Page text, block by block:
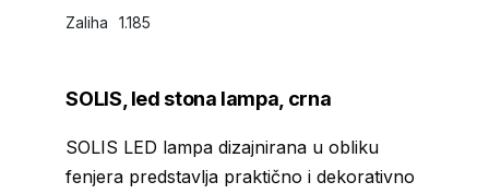
Zaliha 1.185
SOLIS, led stona lampa, crna
SOLIS LED lampa dizajnirana u obliku
fenjera predstavlja praktično i dekorativno